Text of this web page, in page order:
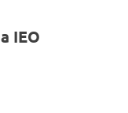
IEO